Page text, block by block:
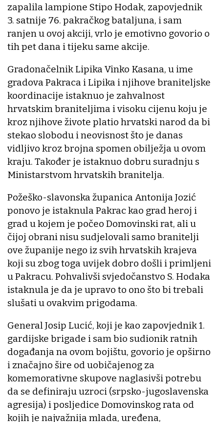
zapalila lampione Stipo Hodak, zapovjednik
3. satnije 76. pakračkog bataljuna, i sam
ranjen u ovoj akciji, vrlo je emotivno govorio o
tih pet dana i tijeku same akcije.
Gradonačelnik Lipika Vinko Kasana, u ime
gradova Pakraca i Lipika i njihove braniteljske
koordinacije istaknuo je zahvalnost
hrvatskim braniteljima i visoku cijenu koju je
kroz njihove živote platio hrvatski narod da bi
stekao slobodu i neovisnost što je danas
vidljivo kroz brojna spomen obilježja u ovom
kraju. Također je istaknuo dobru suradnju s
Ministarstvom hrvatskih branitelja.
Požeško-slavonska županica Antonija Jozić
ponovo je istaknula Pakrac kao grad heroj i
grad u kojem je počeo Domovinski rat, ali u
čijoj obrani nisu sudjelovali samo branitelji
ove županije nego iz svih hrvatskih krajeva
koji su zbog toga uvijek dobro došli i primljeni
u Pakracu. Pohvalivši svjedočanstvo S. Hodaka
istaknula je da je upravo to ono što bi trebali
slušati u ovakvim prigodama.
General Josip Lucić, koji je kao zapovjednik 1.
gardijske brigade i sam bio sudionik ratnih
događanja na ovom bojištu, govorio je opširno
i značajno šire od uobičajenog za
komemorativne skupove naglasivši potrebu
da se definiraju uzroci (srpsko-jugoslavenska
agresija) i posljedice Domovinskog rata od
kojih je najvažnija mlada, uređena,